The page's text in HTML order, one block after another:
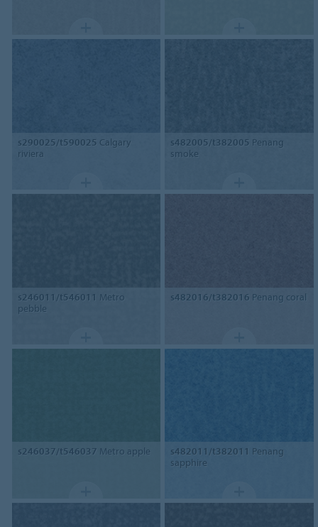
s290025/t590025 Calgary
riviera
s482005/t382005 Penang
smoke
s246011/t546011 Metro
pebble
s482016/t382016 Penang coral
s246037/t546037 Metro apple s482011/t382011 Penang
sapphire